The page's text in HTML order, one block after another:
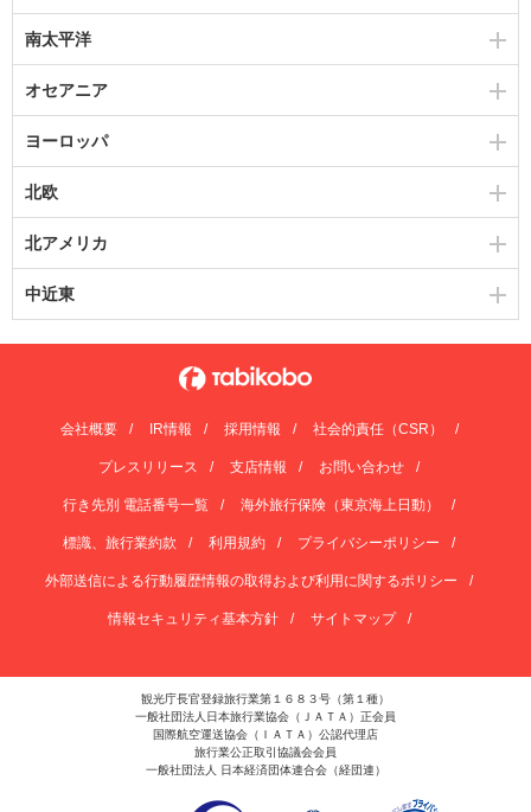
南太平洋
オセアニア
ヨーロッパ
北欧
北アメリカ
中近東
会社概要 IR情報 採用情報 社会的責任（CSR）
プレスリリース 支店情報 お問い合わせ
行き先別 電話番号一覧 海外旅行保険（東京海上日動）
標識、旅行業約款 利用規約 プライバシーポリシー
外部送信による行動履歴情報の取得および利用に関するポリシー
情報セキュリティ基本方針 サイトマップ
観光庁長官登録旅行業第１６８３号（第１種）
一般社団法人日本旅行業協会（ＪＡＴＡ）正会員
国際航空運送協会（ＩＡＴＡ）公認代理店
旅行業公正取引協議会会員
一般社団法人 日本経済団体連合会（経団連）